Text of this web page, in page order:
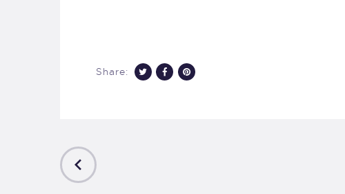
Share: